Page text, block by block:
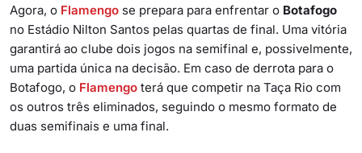
Agora, o Flamengo se prepara para enfrentar o Botafogo
no Estádio Nilton Santos pelas quartas de final. Uma vitória
garantirá ao clube dois jogos na semifinal e, possivelmente,
uma partida única na decisão. Em caso de derrota para o
Botafogo, o Flamengo terá que competir na Taça Rio com
os outros três eliminados, seguindo o mesmo formato de
duas semifinais e uma final.